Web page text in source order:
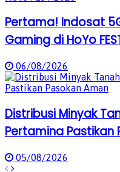
Pertama! Indosat
Gaming di HoYo
06/08/2026
Distribusi Minyak
Pertamina Pastikan
05/08/2026